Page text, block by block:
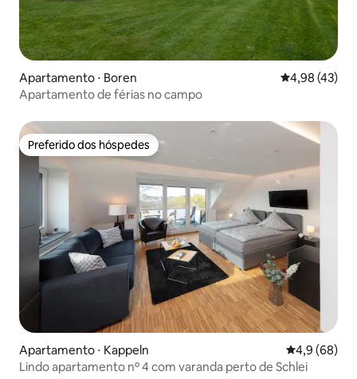
Apartamento ⋅ Boren 4,98 de uma
4,98 (43)
Apartamento de férias no campo
Preferido dos hóspedes
Preferido dos hóspedes
Apartamento ⋅ Kappeln 4,9 de uma
4,9 (68)
Lindo apartamento nº 4 com varanda perto de Schlei